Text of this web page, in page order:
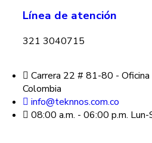
Línea de atención
321 3040715
Carrera 22 # 81-80 -
Colombia
info@teknnos.com.co
08:00 a.m. - 06:00 p.m. Lun-